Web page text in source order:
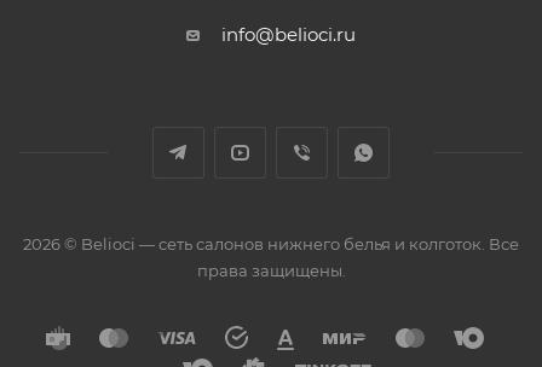
info@belioci.ru
2026 © Belioci — сеть салонов нижнего белья и колготок. Все
права защищены.